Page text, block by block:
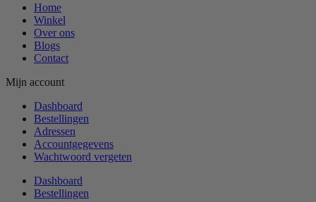
Home
Winkel
Over ons
Blogs
Contact
Mijn account
Dashboard
Bestellingen
Adressen
Accountgegevens
Wachtwoord vergeten
Dashboard
Bestellingen